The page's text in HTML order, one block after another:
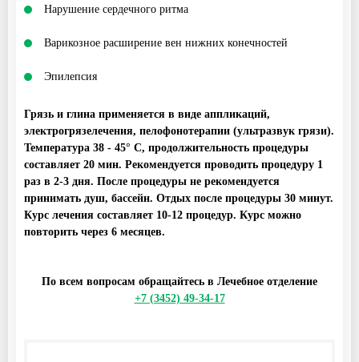
Нарушение сердечного ритма
Варикозное расширение вен нижних конечностей
Эпилепсия
Грязь и глина применяется в виде аппликаций,
электрогрязелечения, пелофонотерапии (ультразвук грязи).
Температура 38 - 45° С, продолжительность процедуры
составляет 20 мин. Рекомендуется проводить процедуру 1
раз в 2-3 дня. После процедуры не рекомендуется
принимать душ, бассейн. Отдых после процедуры 30 минут.
Курс лечения составляет 10-12 процедур. Курс можно
повторить через 6 месяцев.
По всем вопросам обращайтесь в Лечебное отделение
+7 (3452) 49-34-17